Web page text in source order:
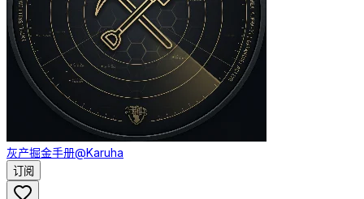
灰产掘金手册@Karuha
订阅